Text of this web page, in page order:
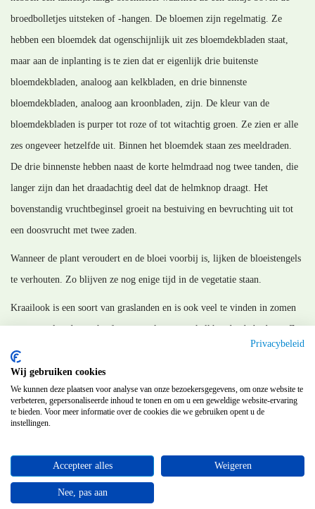
broedbolletjes uitsteken of -hangen. De bloemen zijn regelmatig. Ze
hebben een bloemdek dat ogenschijnlijk uit zes bloemdekbladen staat,
maar aan de inplanting is te zien dat er eigenlijk drie buitenste
bloemdekbladen, analoog aan kelkbladen, en drie binnenste
bloemdekbladen, analoog aan kroonbladen, zijn. De kleur van de
bloemdekbladen is purper tot roze of tot witachtig groen. Ze zien er alle
zes ongeveer hetzelfde uit. Binnen het bloemdek staan zes meeldraden.
De drie binnenste hebben naast de korte helmdraad nog twee tanden, die
langer zijn dan het draadachtig deel dat de helmknop draagt. Het
bovenstandig vruchtbeginsel groeit na bestuiving en bevruchting uit tot
een doosvrucht met twee zaden.
Wanneer de plant veroudert en de bloei voorbij is, lijken de bloeistengels
te verhouten. Zo blijven ze nog enige tijd in de vegetatie staan.
Kraailook is een soort van graslanden en is ook veel te vinden in zomen
en struweelranden en heeft een voorkeur voor kalkhoudende bodems. Ze
verdraagt volle zon tot halfschaduw.
MM_141125
Flora van Nederland
Privacybeleid
Wij gebruiken cookies
We kunnen deze plaatsen voor analyse van onze bezoekersgegevens, om onze website te
verbeteren, gepersonaliseerde inhoud te tonen en om u een geweldige website-ervaring
te bieden. Voor meer informatie over de cookies die we gebruiken opent u de
instellingen.
Accepteer alles Weigeren
Nee, pas aan